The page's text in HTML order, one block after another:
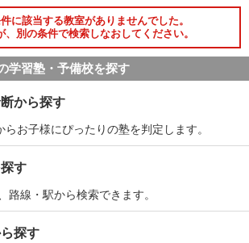
に該当する教室がありませんでした。
、別の条件で検索しなおしてください。
学習塾・予備校を探す
から探す
お子様にぴったりの塾を判定します。
す
路線・駅から検索できます。
探す